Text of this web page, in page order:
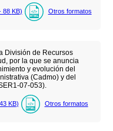
88 KB) Otros formatos
División de Recursos
por la que se anuncia
y evolución del
(Cadmo) y del
07-053).
KB) Otros formatos